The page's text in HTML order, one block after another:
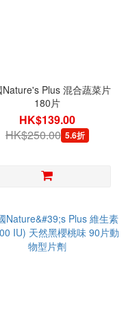
Nature's Plus 混合蔬菜片
180片
HK$139.00
HK$250.00 5.6折